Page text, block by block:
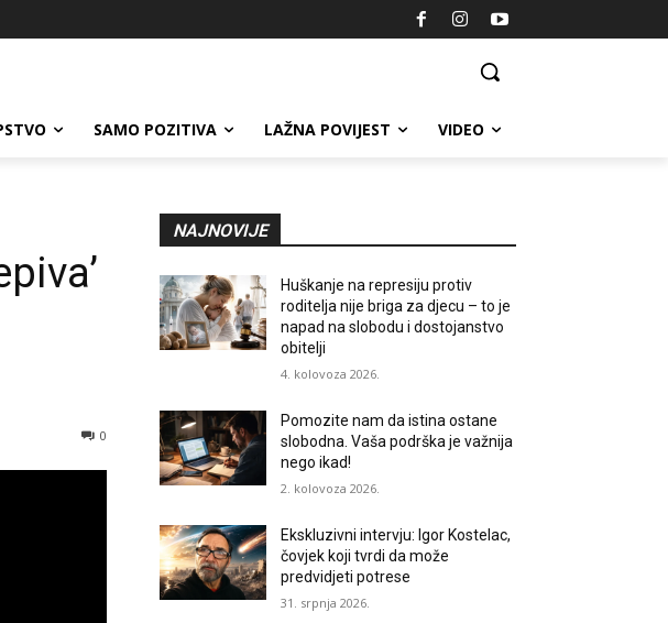
SAMO POZITIVA LAŽNA POVIJEST VIDEO
0
NAJNOVIJE
Huškanje na represiju protiv
roditelja nije briga za djecu – to je
napad na slobodu i dostojanstvo
obitelji
4. kolovoza 2026.
Pomozite nam da istina ostane
slobodna. Vaša podrška je važnija
nego ikad!
2. kolovoza 2026.
Ekskluzivni intervju: Igor Kostelac,
čovjek koji tvrdi da može
predvidjeti potrese
31. srpnja 2026.